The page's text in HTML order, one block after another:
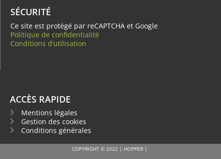
SÉCURITÉ
Ce site est protégé par reCAPTCHA et Google
Politique de confidentialité
Conditions d’utilisation
ACCÈS RAPIDE
Mentions légales
Gestion des cookies
Conditions générales
COPYRIGHT © 2022 | HOPPER |